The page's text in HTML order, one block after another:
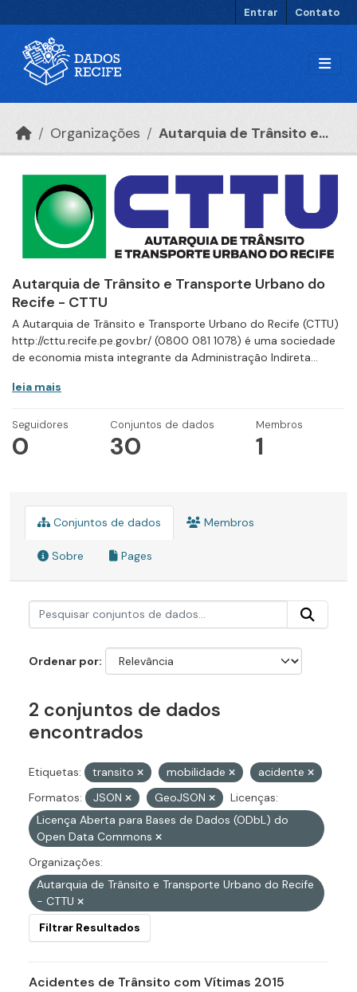
Entrar Contato
Organizações Autarquia de Trânsito e...
Autarquia de Trânsito e Transporte Urbano do
Recife - CTTU
A Autarquia de Trânsito e Transporte Urbano do Recife (CTTU)
http://cttu.recife.pe.gov.br/ (0800 081 1078) é uma sociedade
de economia mista integrante da Administração Indireta...
leia mais
Seguidores
0
Conjuntos de dados
30
Membros
1
Conjuntos de dados Membros
Sobre Pages
Ordenar por
2 conjuntos de dados
encontrados
Etiquetas: transito mobilidade
acidente
Formatos:
JSON GeoJSON
Licenças:
Licença Aberta para Bases de Dados (ODbL) do
Open Data Commons
Organizações:
Autarquia de Trânsito e Transporte Urbano do Recife
- CTTU
Filtrar Resultados
Acidentes de Trânsito com Vítimas 2015